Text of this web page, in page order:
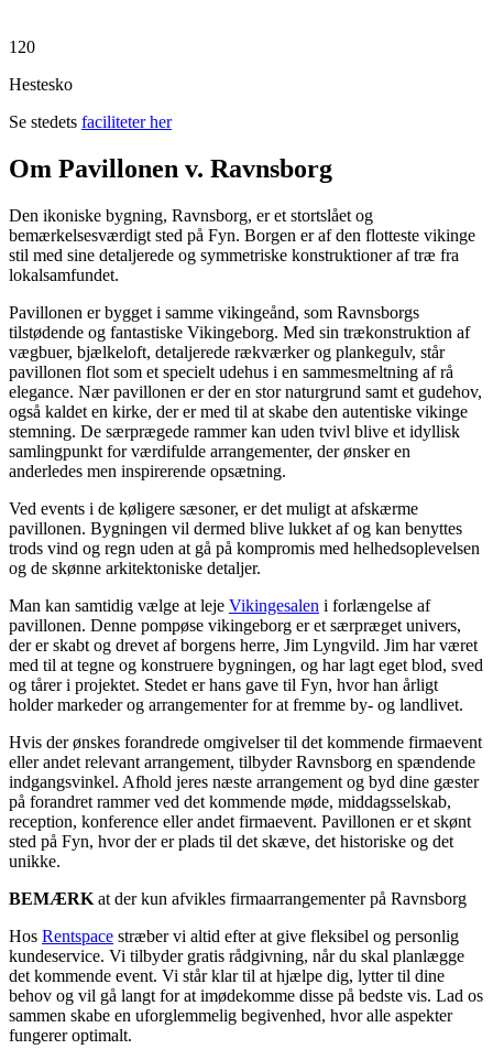
120
Hestesko
Se stedets faciliteter her
Om Pavillonen v. Ravnsborg
Den ikoniske bygning, Ravnsborg, er et stortslået og
bemærkelsesværdigt sted på Fyn. Borgen er af den flotteste vikinge
stil med sine detaljerede og symmetriske konstruktioner af træ fra
lokalsamfundet.
Pavillonen er bygget i samme vikingeånd, som Ravnsborgs
tilstødende og fantastiske Vikingeborg. Med sin trækonstruktion af
vægbuer, bjælkeloft, detaljerede rækværker og plankegulv, står
pavillonen flot som et specielt udehus i en sammesmeltning af rå
elegance. Nær pavillonen er der en stor naturgrund samt et gudehov,
også kaldet en kirke, der er med til at skabe den autentiske vikinge
stemning. De særprægede rammer kan uden tvivl blive et idyllisk
samlingpunkt for værdifulde arrangementer, der ønsker en
anderledes men inspirerende opsætning.
Ved events i de køligere sæsoner, er det muligt at afskærme
pavillonen. Bygningen vil dermed blive lukket af og kan benyttes
trods vind og regn uden at gå på kompromis med helhedsoplevelsen
og de skønne arkitektoniske detaljer.
Man kan samtidig vælge at leje Vikingesalen i forlængelse af
pavillonen. Denne pompøse vikingeborg er et særpræget univers,
der er skabt og drevet af borgens herre, Jim Lyngvild. Jim har været
med til at tegne og konstruere bygningen, og har lagt eget blod, sved
og tårer i projektet. Stedet er hans gave til Fyn, hvor han årligt
holder markeder og arrangementer for at fremme by- og landlivet.
Hvis der ønskes forandrede omgivelser til det kommende firmaevent
eller andet relevant arrangement, tilbyder Ravnsborg en spændende
indgangsvinkel. Afhold jeres næste arrangement og byd dine gæster
på forandret rammer ved det kommende møde, middagsselskab,
reception, konference eller andet firmaevent. Pavillonen er et skønt
sted på Fyn, hvor der er plads til det skæve, det historiske og det
unikke.
BEMÆRK at der kun afvikles firmaarrangementer på Ravnsborg
Hos Rentspace stræber vi altid efter at give fleksibel og personlig
kundeservice. Vi tilbyder gratis rådgivning, når du skal planlægge
det kommende event. Vi står klar til at hjælpe dig, lytter til dine
behov og vil gå langt for at imødekomme disse på bedste vis. Lad os
sammen skabe en uforglemmelig begivenhed, hvor alle aspekter
fungerer optimalt.